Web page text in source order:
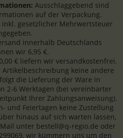
Ausschlaggebend sind
auf der Verpackung.
inkl. gesetzlicher Mehrwertsteuer
innerhalb Deutschlands
wir 6,95 €.
€ liefern wir versandkostenfrei.
Artikelbeschreibung keine andere
die Lieferung der Ware in
2-6 Werktagen (bei vereinbarter
Ihrer Zahlungsanweisung).
und Feiertagen keine Zustellung
hinaus auf sich warten lassen,
unter bestell@q-regio.de oder
wir kümmern uns um den